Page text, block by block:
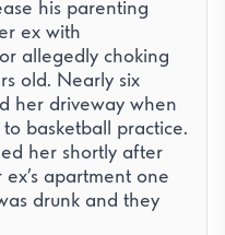
his parenting
ex with
allegedly choking
old. Nearly six
her driveway when
basketball practice.
her shortly after
apartment one
drunk and they